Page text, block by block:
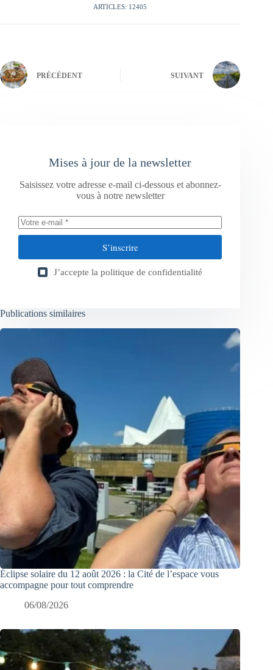
ARTICLES: 12405
PRÉCÉDENT SUIVANT
Mises à jour de la newsletter
Saisissez votre adresse e-mail ci-dessous et abonnez-
vous à notre newsletter
S’inscrire
J’accepte la politique de confidentialité
Publications similaires
Éclipse solaire du 12 août 2026 : la Cité de l’espace vous
accompagne pour tout comprendre
06/08/2026